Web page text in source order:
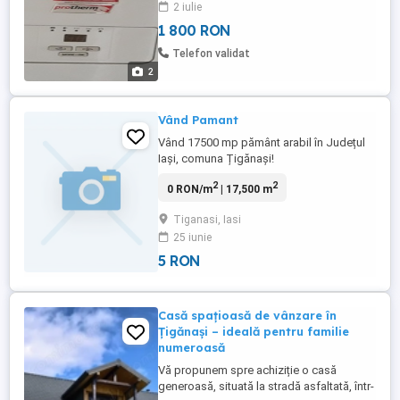
2
2 iulie
1 800 RON
Telefon validat
Vând Pamant
Vând 17500 mp pământ arabil în Județul
Iași, comuna Țigănași!
0 RON/m2| 17,500 m2
Tiganasi, Iasi
25 iunie
5 RON
Casă spațioasă de vânzare în
Țigănași – ideală pentru familie
numeroasă
Vă propunem spre achiziție o casă
generoasă, situată la stradă asfaltată, într-